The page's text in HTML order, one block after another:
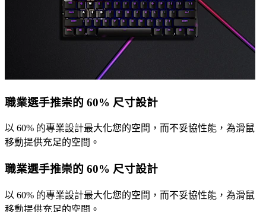
職業選手推崇的 60% 尺寸設計
以 60% 的專業設計最大化您的空間，而不妥協性能，為滑鼠
移動提供充足的空間。
職業選手推崇的 60% 尺寸設計
以 60% 的專業設計最大化您的空間，而不妥協性能，為滑鼠
移動提供充足的空間。